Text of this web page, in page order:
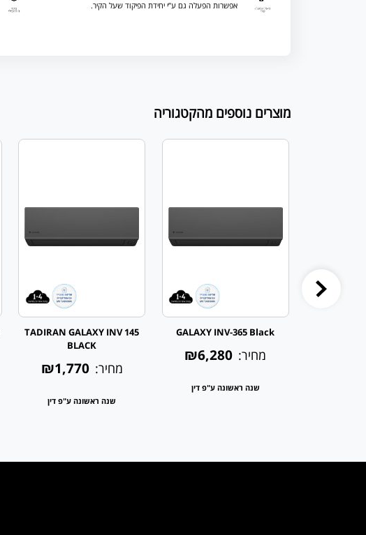
אפשרות הפעלה גם ע”י יחידת הפיקוד שעל הקיר.
מוצרים נוספים מהקטגוריה
GALAXY INV-365 Black
מחיר: ₪6,280
שנה ראשונה ע"פ דין
TADIRAN GALAXY INV 145
BLACK
מחיר: ₪1,770
שנה ראשונה ע"פ דין